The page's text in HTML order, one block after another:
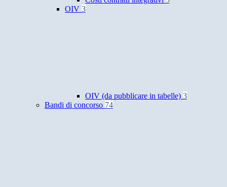
OIV 3
OIV (da pubblicare in tabelle) 3
Bandi di concorso 74